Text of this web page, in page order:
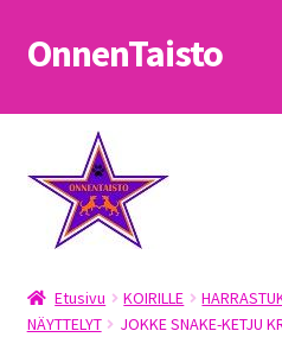
Siirry
navigointiin
Siirry
sisältöön
OnnenTaisto
Etusivu
Kassa
Oma tili
OnnenTaisto
Etusivu KOIRILLE
NÄYTTELYT
JOKKE SNAKE-KETJU